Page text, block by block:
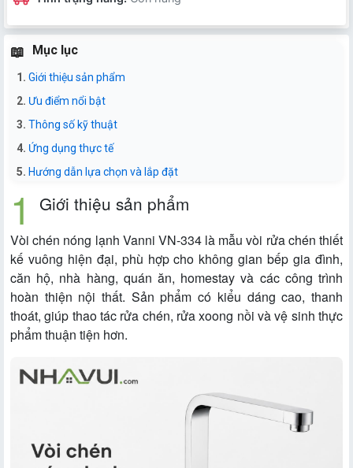
Mục lục
Giới thiệu sản phẩm
Ưu điểm nổi bật
Thông số kỹ thuật
Ứng dụng thực tế
Hướng dẫn lựa chọn và lắp đặt
Giới thiệu sản phẩm
Vòi chén nóng lạnh Vanni VN-334 là mẫu vòi rửa chén thiết
kế vuông hiện đại, phù hợp cho không gian bếp gia đình,
căn hộ, nhà hàng, quán ăn, homestay và các công trình
hoàn thiện nội thất. Sản phẩm có kiểu dáng cao, thanh
thoát, giúp thao tác rửa chén, rửa xoong nồi và vệ sinh thực
phẩm thuận tiện hơn.